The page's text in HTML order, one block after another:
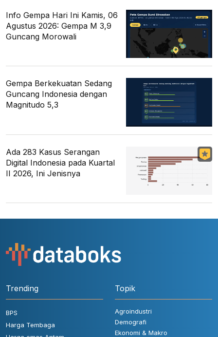
Info Gempa Hari Ini Kamis, 06
Agustus 2026: Gempa M 3,9
Guncang Morowali
Gempa Berkekuatan Sedang
Guncang Indonesia dengan
Magnitudo 5,3
Ada 283 Kasus Serangan
Digital Indonesia pada Kuartal
II 2026, Ini Jenisnya
Trending
BPS
Harga Tembaga
Topik
Agroindustri
Demografi
Ekonomi & Makro